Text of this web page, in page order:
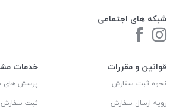
شبکه های اجتماعی
قوانین و مقررات
نحوه ثبت سفارش
رویه ارسال سفارش
خدمات
پرسش های
ثبت سفارش